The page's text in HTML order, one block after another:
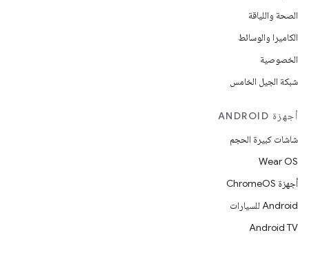
الصحة واللياقة
الكاميرا والوسائط
الخصوصية
شبكة الجيل الخامس
أجهزة ANDROID
شاشات كبيرة الحجم
Wear OS
أجهزة ChromeOS
Android للسيارات
Android TV